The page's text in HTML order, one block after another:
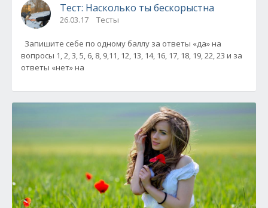
Тест: Насколько ты бескорыстна
26.03.17 Тесты
Запишите себе по одному баллу за ответы «да» на
вопросы 1, 2, 3, 5, 6, 8, 9,11, 12, 13, 14, 16, 17, 18, 19, 22, 23 и за
ответы «нет» на